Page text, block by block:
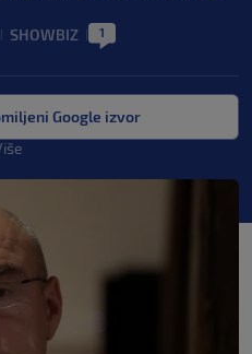
SHOWBIZ 1
Google izvor